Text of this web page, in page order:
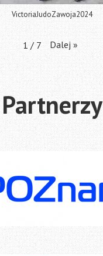
VictoriaJudoZawoja2024
1 / 7 Dalej »
Partnerzy